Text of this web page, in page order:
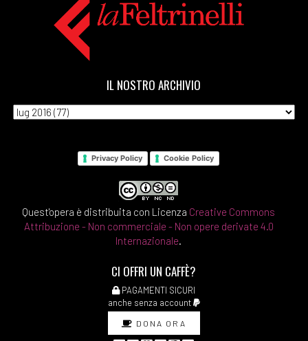
[18]Il tempo di un caffè, di
Silvia Pattarini: pagina 69
Tartarughe marine, di
Gianna Gambini: pagina 69
[04]La Repubblica delle
Ferdinando Imposimato:
pagina 69
Marzo 2018
Amicis: pagina 69
La casa nel bosco, di
Gianrico e Francesco
IL NOSTRO ARCHIVIO
Privacy Policy Cookie Policy
Quest'opera è distribuita con Licenza Creative Commons
Attribuzione - Non commerciale - Non opere derivate 4.0
Internazionale.
CI OFFRI UN CAFFÈ?
PAGAMENTI SICURI
anche senza account
DONA ORA